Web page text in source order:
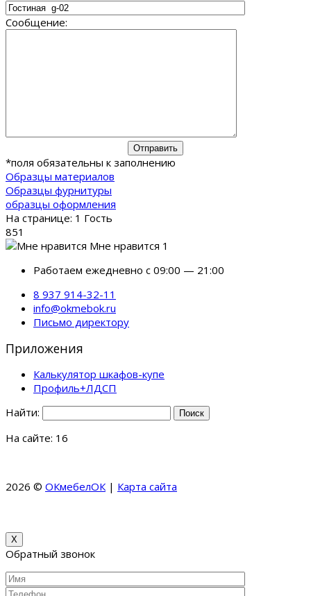
Сообщение:
*поля обязательны к заполнению
Образцы материалов
Образцы фурнитуры
образцы оформления
На странице: 1 Гость
851
Мне нравится 1
Работаем ежедневно с 09:00 — 21:00
8 937 914-32-11
info@okmebok.ru
Письмо директору
Приложения
Калькулятор шкафов-купе
Профиль+ЛДСП
Найти:
На сайте: 16
2026 © ОКмебелОК| Карта сайта
X
Обратный звонок